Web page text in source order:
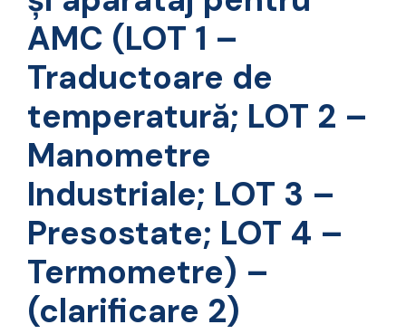
AMC (LOT 1 –
Traductoare de
temperatură; LOT 2 –
Manometre
Industriale; LOT 3 –
Presostate; LOT 4 –
Termometre) –
(clarificare 2)